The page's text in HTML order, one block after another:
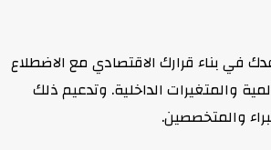
بناء قرارك الاقتصادي مع الاضطلاع
والمتغيرات الداخلية. وتدعيم ذلك
والمتخصصين.